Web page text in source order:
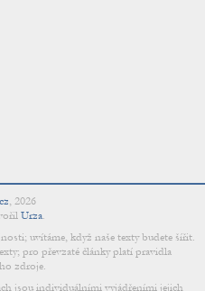
, 2026
Urza.
uvítáme, když naše texty budete šířit.
pro převzaté články platí pravidla
zdroje.
jsou individuálními vyjádřeními jejich